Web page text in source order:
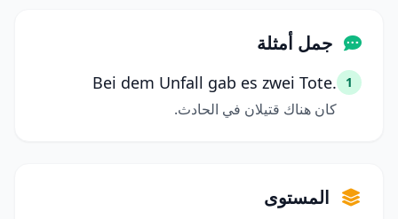
جمل أمثلة
1
Bei dem Unfall gab es zwei Tote.
كان هناك قتيلان في الحادث.
المستوى